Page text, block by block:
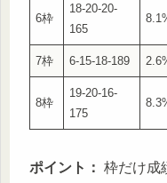
6枠
18-20-20-
165
7枠 6-15-18-189
8枠
19-20-16-
175
ポイント： 枠だけ成